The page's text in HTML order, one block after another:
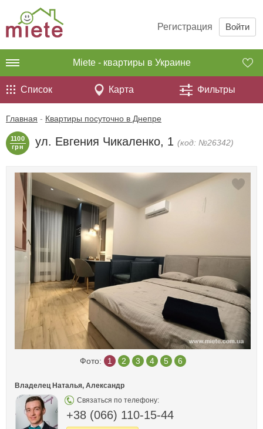
Регистрация Войти
Miete - квартиры в Украине
Список Карта Фильтры
Главная - Квартиры посуточно в Днепре
1100
грн
ул. Евгения Чикаленко, 1 (код: №26342)
Фото: 1 2 3 4 5 6
Владелец Наталья, Александр
Связаться по телефону:
+38 (066) 110-15-44